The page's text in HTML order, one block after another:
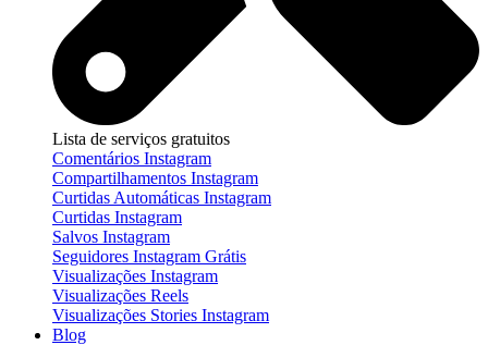
Lista de serviços gratuitos
Comentários Instagram
Compartilhamentos Instagram
Curtidas Automáticas Instagram
Curtidas Instagram
Salvos Instagram
Seguidores Instagram Grátis
Visualizações Instagram
Visualizações Reels
Visualizações Stories Instagram
Blog